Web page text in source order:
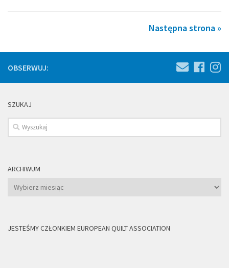
Następna strona »
OBSERWUJ:
SZUKAJ
ARCHIWUM
Archiwum
JESTEŚMY CZŁONKIEM EUROPEAN QUILT ASSOCIATION